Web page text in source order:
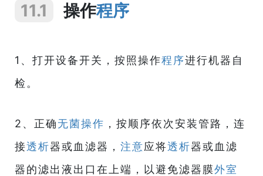
11.1 操作程序
1、打开设备开关，按照操作程序进行机器自
检。
2、正确无菌操作 ，按顺序依次安装管路，连
接透析器或血滤器， 注意应将透析器或血滤
器的滤出液出口在上端，以避免滤器膜外室